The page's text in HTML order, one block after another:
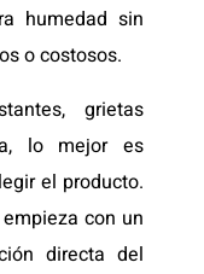
humedad sin
o costosos.
grietas
lo mejor es
el producto.
con un
directa del